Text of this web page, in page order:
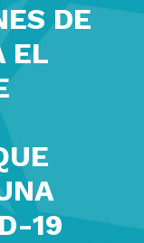
DE
EL
19